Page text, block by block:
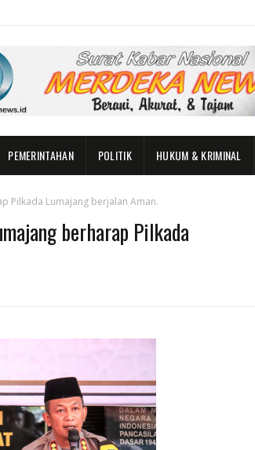
PEMERINTAHAN POLITIK HUKUM & KRIMINAL
Pilkada Lumajang berjalan Aman.
berharap Pilkada